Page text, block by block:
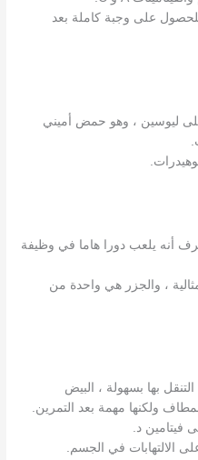
للحصول على وجبة كاملة بعد
ليوسين ، وهو حمض أميني
أنه يلعب دورا هاما في وظيفة
، والجزر هي واحدة من
بها بسهولة ، البيض
ولكنها مهمة بعد التمرين.
فيتامين د.
الالتهابات في الجسم.